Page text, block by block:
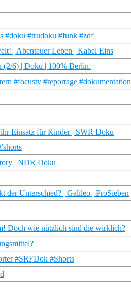
#doku #trudoku #funk #zdf
| Abenteuer Leben | Kabel Eins
(2/6) | Doku | 100% Berlin.
#focustv #reportage #dokumentation
Einsatz für Kinder | SWR Doku
| NDR Doku
der Unterschied? | Galileo | ProSieben
Doch wie nützlich sind die wirklich?
#SRFDok #Shorts